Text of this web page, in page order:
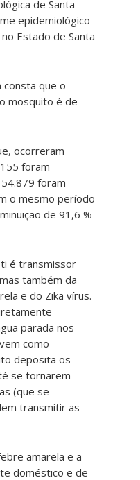
de Santa
epidemiológico
Estado de Santa
consta que o
mosquito é de
ocorreram
foram
foram
o mesmo período
de 91,6 %
é transmissor
também da
e do Zika vírus.
parada nos
como
deposita os
se tornarem
(que se
transmitir as
amarela e a
doméstico e de